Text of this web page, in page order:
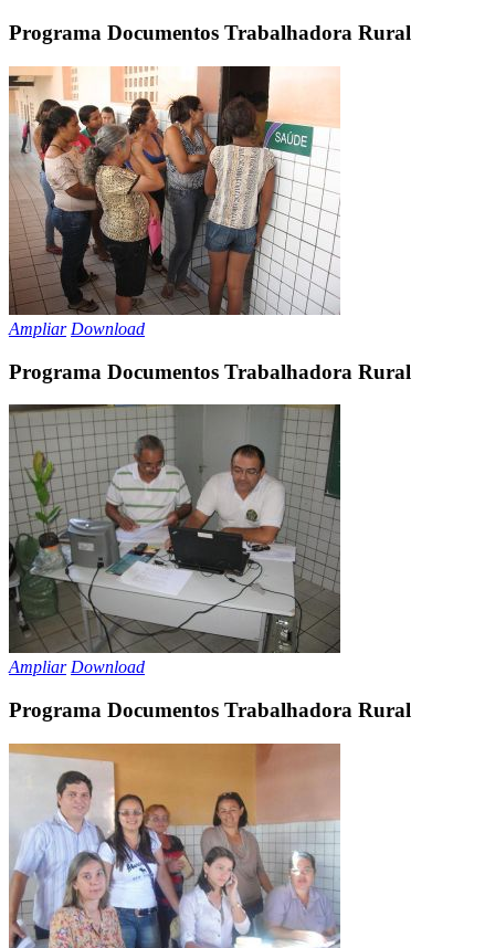
Programa Documentos Trabalhadora Rural
Ampliar Download
Programa Documentos Trabalhadora Rural
Ampliar Download
Programa Documentos Trabalhadora Rural